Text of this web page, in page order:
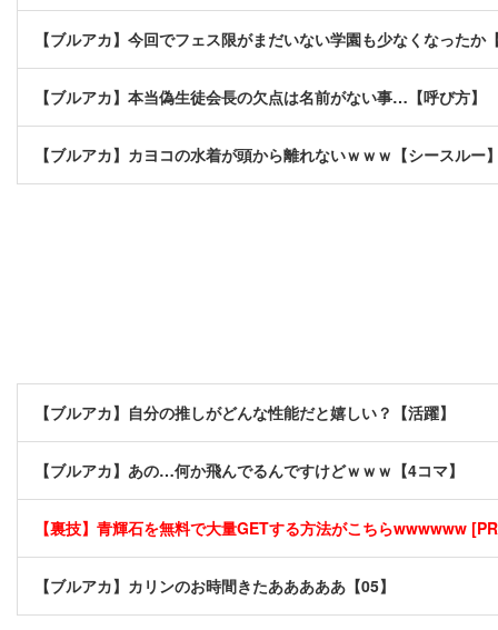
【ブルアカ】今回でフェス限がまだいない学園も少なくなったか
【ブルアカ】本当偽生徒会長の欠点は名前がない事…【呼び方】
【ブルアカ】カヨコの水着が頭から離れないｗｗｗ【シースルー】
【ブルアカ】自分の推しがどんな性能だと嬉しい？【活躍】
【ブルアカ】あの…何か飛んでるんですけどｗｗｗ【4コマ】
【裏技】青輝石を無料で大量GETする方法がこちらwwwwww
【ブルアカ】カリンのお時間きたあああああ【05】